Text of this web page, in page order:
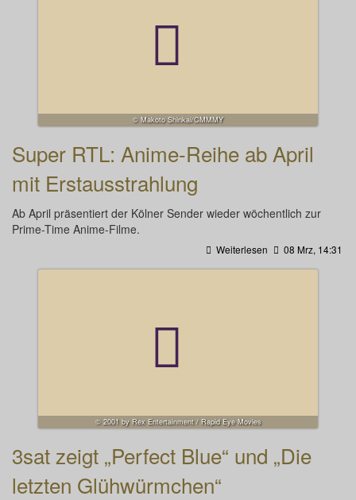
© Makoto Shinkai/CMMMY
Super RTL: Anime-Reihe ab April
mit Erstausstrahlung
Ab April präsentiert der Kölner Sender wieder wöchentlich zur
Prime-Time Anime-Filme.
Weiterlesen 08 Mrz, 14:31
© 2001 by Rex Entertainment / Rapid Eye Movies
3sat zeigt „Perfect Blue“ und „Die
letzten Glühwürmchen“